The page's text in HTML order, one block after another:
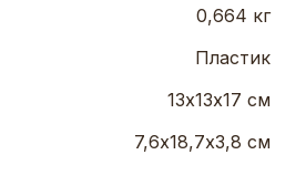
0,664 кг
Пластик
13х13х17 см
7,6х18,7х3,8 см